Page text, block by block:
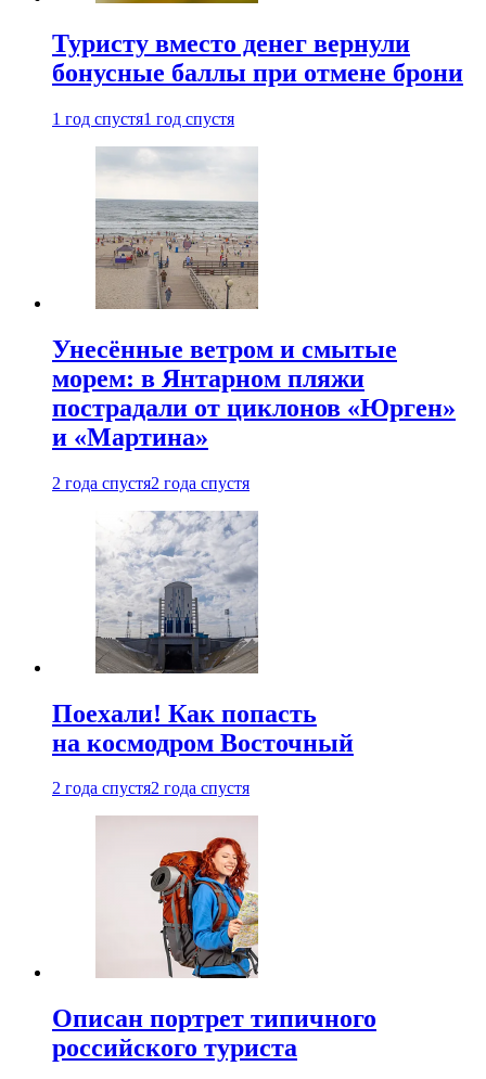
Туристу вместо денег вернули
бонусные баллы при отмене брони
1 год спустя1 год спустя
Унесённые ветром и смытые
морем: в Янтарном пляжи
пострадали от циклонов «Юрген»
и «Мартина»
2 года спустя2 года спустя
Поехали! Как попасть
на космодром Восточный
2 года спустя2 года спустя
Описан портрет типичного
российского туриста